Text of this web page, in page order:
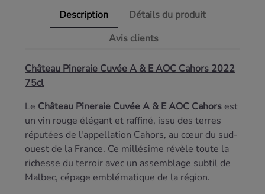
Description
Détails du produit
Avis clients
Château Pineraie Cuvée A & E AOC Cahors 2022
75cl
Le Château Pineraie Cuvée A & E AOC Cahors est
un vin rouge élégant et raffiné, issu des terres
réputées de l'appellation Cahors, au cœur du sud-
ouest de la France. Ce millésime révèle toute la
richesse du terroir avec un assemblage subtil de
Malbec, cépage emblématique de la région.